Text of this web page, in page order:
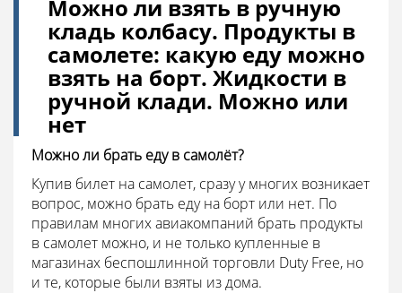
Можно ли взять в ручную
кладь колбасу. Продукты в
самолете: какую еду можно
взять на борт. Жидкости в
ручной клади. Можно или
нет
Можно ли брать еду в самолёт?
Купив билет на самолет, сразу у многих возникает
вопрос, можно брать еду на борт или нет. По
правилам многих авиакомпаний брать продукты
в самолет можно, и не только купленные в
магазинах беспошлинной торговли Duty Free, но
и те, которые были взяты из дома.